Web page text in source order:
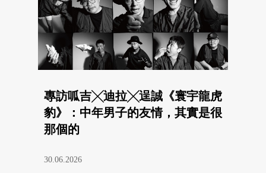
專訪呱吉╳迪拉╳逞誠《寰宇龍虎
豹》：中年男子的友情，其實是很
那個的
30.06.2026